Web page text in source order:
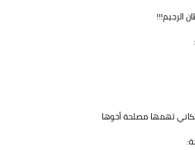
الرجيم!!!
تهمها مصلحة أخوها